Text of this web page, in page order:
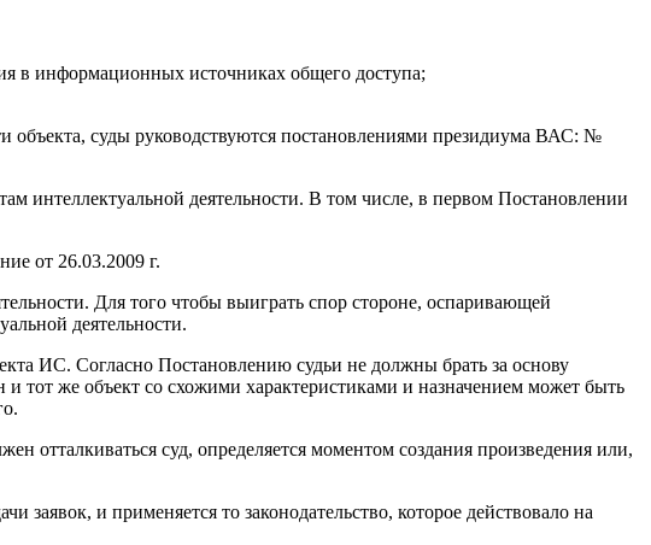
в информационных источниках общего доступа;
объекта, суды руководствуются постановлениями президиума ВАС: №
интеллектуальной деятельности. В том числе, в первом Постановлении
от 26.03.2009 г.
Для того чтобы выиграть спор стороне, оспаривающей
деятельности.
ИС. Согласно Постановлению судьи не должны брать за основу
тот же объект со схожими характеристиками и назначением может быть
отталкиваться суд, определяется моментом создания произведения или,
и применяется то законодательство, которое действовало на